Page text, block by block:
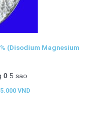
(Disodium Magnesium
05 sao
VND